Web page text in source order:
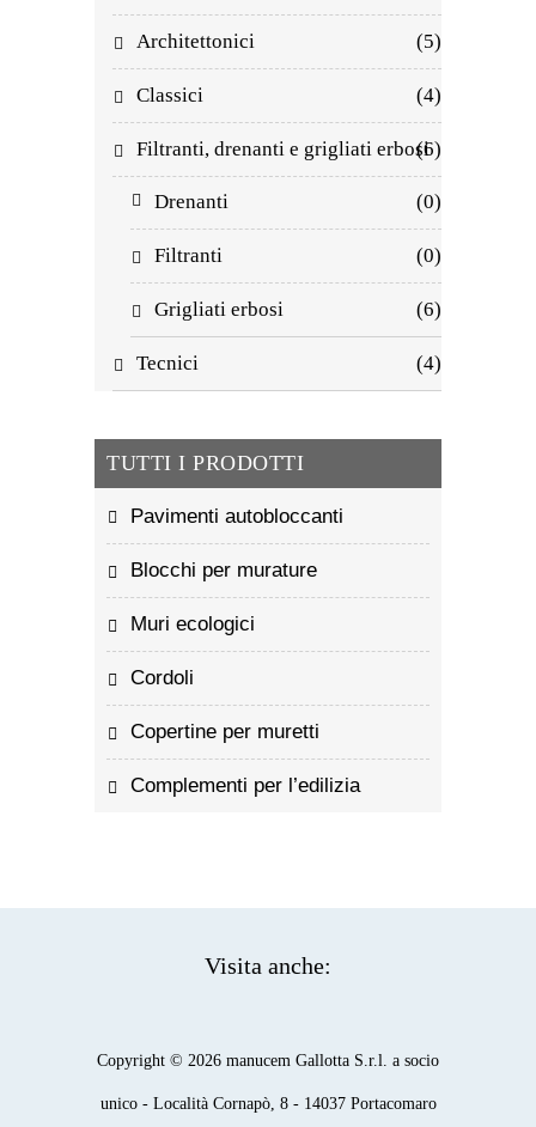
Architettonici (5)
Classici (4)
Filtranti, drenanti e grigliati erbosi(6)
Drenanti (0)
Filtranti (0)
Grigliati erbosi (6)
Tecnici (4)
TUTTI I PRODOTTI
Pavimenti autobloccanti
Blocchi per murature
Muri ecologici
Cordoli
Copertine per muretti
Complementi per l’edilizia
Visita anche:
Copyright © 2026 manucem Gallotta S.r.l. a socio
unico - Località Cornapò, 8 - 14037 Portacomaro